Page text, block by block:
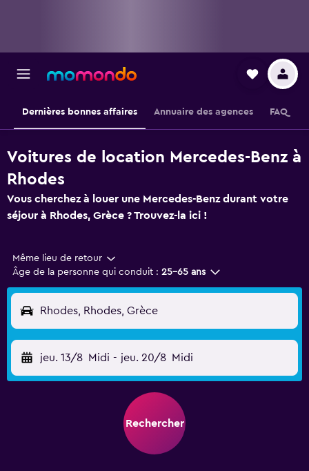
Dernières bonnes affaires Annuaire des agences FAQ
Voitures de location Mercedes-Benz à
Rhodes
Vous cherchez à louer une Mercedes-Benz durant votre
séjour à Rhodes, Grèce ? Trouvez-la ici !
Même lieu de retour
Âge de la personne qui conduit : 25-65 ans
Rhodes, Rhodes, Grèce
jeu. 13/8 Midi - jeu. 20/8 Midi
Rechercher